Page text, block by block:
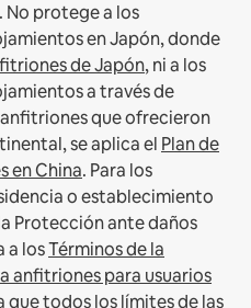
. No protege a los
en Japón, donde
de Japón, ni a los
a través de
anfitriones que ofrecieron
se aplica el Plan de
en China. Para los
o establecimiento
Protección ante daños
a losTérminos de la
anfitriones para usuarios
que todos los límites de las